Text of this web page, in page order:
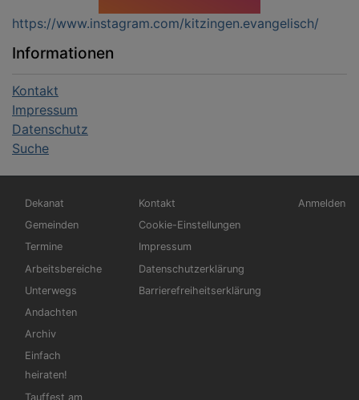
https://www.instagram.com/kitzingen.evangelisch/
Informationen
Kontakt
Impressum
Datenschutz
Suche
Hauptnavigation
Dekanat
Gemeinden
Termine
Arbeitsbereiche
Unterwegs
Andachten
Archiv
Einfach
heiraten!
Tauffest am
Fußbereichsmenü
Kontakt
Cookie-Einstellungen
Impressum
Datenschutzerklärung
Barrierefreiheitserklärung
Anmelden